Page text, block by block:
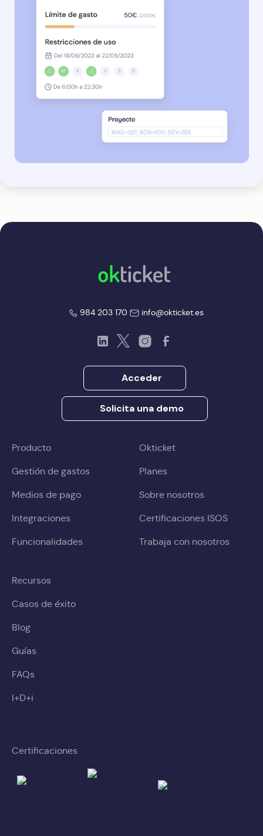
okticket
984 203 170 info@okticket.es
LinkedInTwitterInstagramFacebook
Acceder
Solicita una demo
Producto
Gestión de gastos
Medios de pago
Integraciones
Funcionalidades
Okticket
Planes
Sobre nosotros
Certificaciones ISOS
Trabaja con nosotros
Recursos
Casos de éxito
Blog
Guías
FAQs
I+D+i
Certificaciones